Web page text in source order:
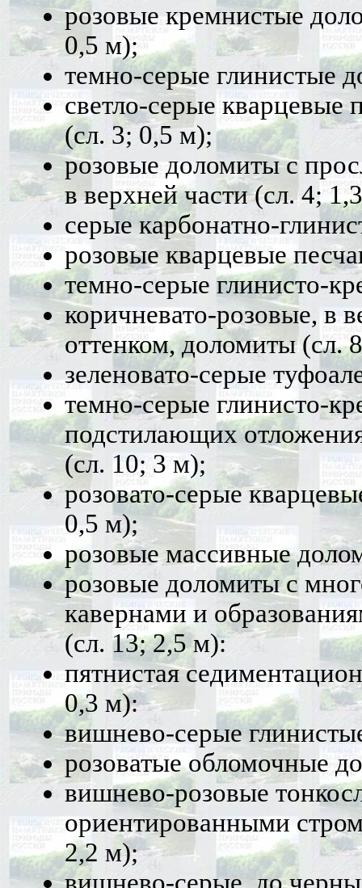
розовые кремнистые
0,5 м);
темно-серые глинистые
светло-серые кварцевые
(сл. 3; 0,5 м);
розовые доломиты с
в верхней части (сл. 4;
серые карбонатно-
розовые кварцевые
темно-серые глинисто-
коричневато-розовые, в
оттенком, доломиты (сл.
зеленовато-серые
темно-серые глинисто-
подстилающих
(сл. 10; 3 м);
розовато-серые
0,5 м);
розовые массивные
розовые доломиты с
кавернами и
(сл. 13; 2,5 м):
пятнистая
0,3 м):
вишнево-серые
розоватые обломочные
вишнево-розовые
ориентированными
2,2 м);